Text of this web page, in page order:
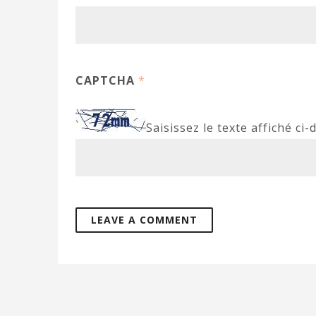
CAPTCHA *
Saisissez le texte affiché ci-